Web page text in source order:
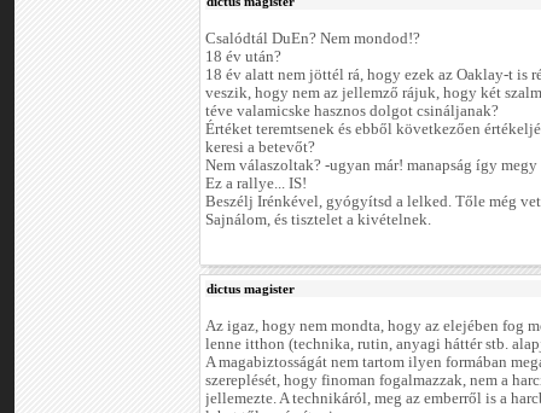
Csalódtál DuEn? Nem mondod!?
18 év után?
18 év alatt nem jöttél rá, hogy ezek az Oaklay-t is
veszik, hogy nem az jellemző rájuk, hogy két
téve valamicske hasznos dolgot csináljanak?
Értéket teremtsenek és ebből következően
keresi a betevőt?
Nem válaszoltak? -ugyan már! manapság így
Ez a rallye... IS!
Beszélj Irénkével, gyógyítsd a lelked. Tőle még
Sajnálom, és tisztelet a kivételnek.
dictus magister
Az igaz, hogy nem mondta, hogy az elejében fog
lenne itthon (technika, rutin, anyagi háttér stb.
A magabiztosságát nem tartom ilyen formában
szereplését, hogy finoman fogalmazzak, nem a
jellemezte. A technikáról, meg az emberről is a